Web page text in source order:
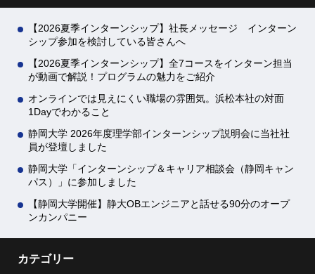
す。また、若手社員との距離感やオフィス
【2026夏季インターンシップ】社長メッセージ インターン
シップ参加を検討している皆さんへ
【2026夏季インターンシップ】全7コースをインターン担当
が動画で解説！プログラムの魅力をご紹介
オンラインでは見えにくい職場の雰囲気。浜松本社の対面
1Dayでわかること
静岡大学 2026年度理学部インターンシップ説明会に当社社
員が登壇しました
静岡大学「インターンシップ＆キャリア相談会（静岡キャン
パス）」に参加しました
【静岡大学開催】静大OBエンジニアと話せる90分のオープ
ンカンパニー
カテゴリー